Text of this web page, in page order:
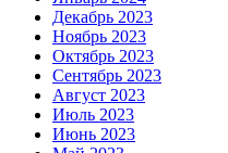
Декабрь 2023
Ноябрь 2023
Октябрь 2023
Сентябрь 2023
Август 2023
Июль 2023
Июнь 2023